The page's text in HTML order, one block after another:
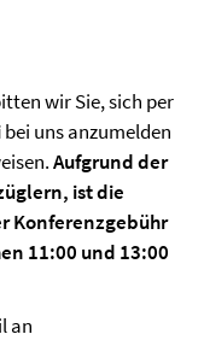
wir Sie, sich per
bei uns anzumelden
Aufgrund der
ist die
Konferenzgebühr
11:00 und 13:00
an